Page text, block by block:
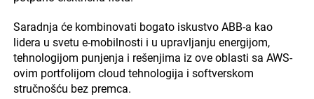
Saradnja će kombinovati bogato iskustvo ABB-a kao
lidera u svetu e-mobilnosti i u upravljanju energijom,
tehnologijom punjenja i rešenjima iz ove oblasti sa AWS-
ovim portfolijom cloud tehnologija i softverskom
stručnošću bez premca.